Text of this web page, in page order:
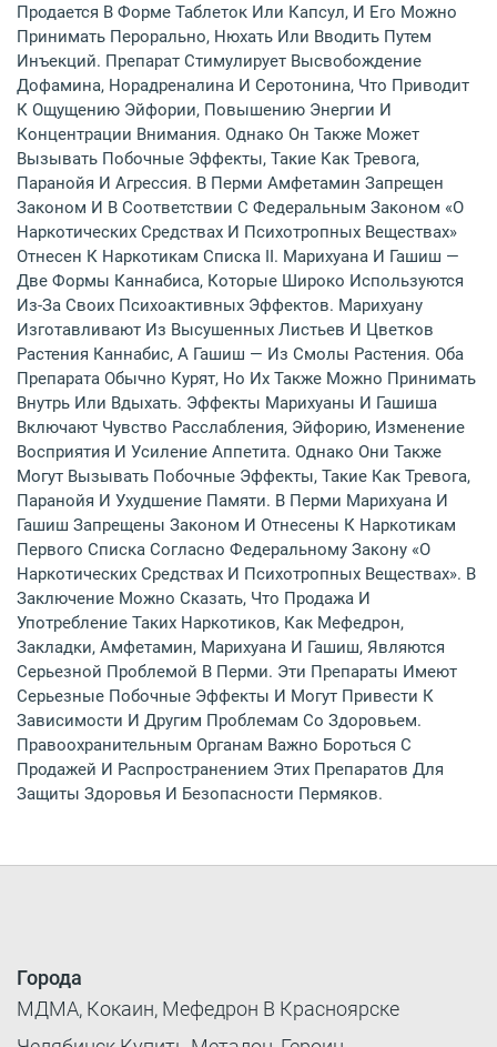
Продается В Форме Таблеток Или Капсул, И Его Можно
Принимать Перорально, Нюхать Или Вводить Путем
Инъекций. Препарат Стимулирует Высвобождение
Дофамина, Норадреналина И Серотонина, Что Приводит
К Ощущению Эйфории, Повышению Энергии И
Концентрации Внимания. Однако Он Также Может
Вызывать Побочные Эффекты, Такие Как Тревога,
Паранойя И Агрессия. В Перми Амфетамин Запрещен
Законом И В Соответствии С Федеральным Законом «О
Наркотических Средствах И Психотропных Веществах»
Отнесен К Наркотикам Списка II. Марихуана И Гашиш —
Две Формы Каннабиса, Которые Широко Используются
Из-За Своих Психоактивных Эффектов. Марихуану
Изготавливают Из Высушенных Листьев И Цветков
Растения Каннабис, А Гашиш — Из Смолы Растения. Оба
Препарата Обычно Курят, Но Их Также Можно Принимать
Внутрь Или Вдыхать. Эффекты Марихуаны И Гашиша
Включают Чувство Расслабления, Эйфорию, Изменение
Восприятия И Усиление Аппетита. Однако Они Также
Могут Вызывать Побочные Эффекты, Такие Как Тревога,
Паранойя И Ухудшение Памяти. В Перми Марихуана И
Гашиш Запрещены Законом И Отнесены К Наркотикам
Первого Списка Согласно Федеральному Закону «О
Наркотических Средствах И Психотропных Веществах». В
Заключение Можно Сказать, Что Продажа И
Употребление Таких Наркотиков, Как Мефедрон,
Закладки, Амфетамин, Марихуана И Гашиш, Являются
Серьезной Проблемой В Перми. Эти Препараты Имеют
Серьезные Побочные Эффекты И Могут Привести К
Зависимости И Другим Проблемам Со Здоровьем.
Правоохранительным Органам Важно Бороться С
Продажей И Распространением Этих Препаратов Для
Защиты Здоровья И Безопасности Пермяков.
Города
МДМА, Кокаин, Мефедрон В Красноярске